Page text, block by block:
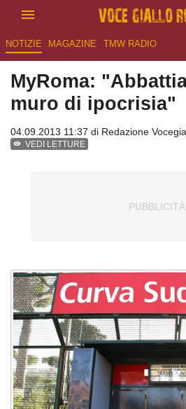
NOTIZIE MAGAZINE TMW RADIO
MyRoma:
muro di ipocrisia"
04.09.2013 11:37 di Redazione
VEDI LETTURE